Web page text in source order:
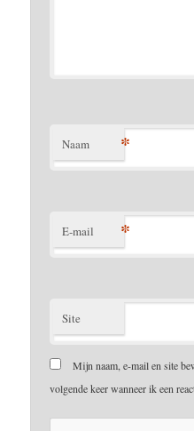
Naam *
E-mail *
Site
Mijn naam, e-mail en site
volgende keer wanneer ik een